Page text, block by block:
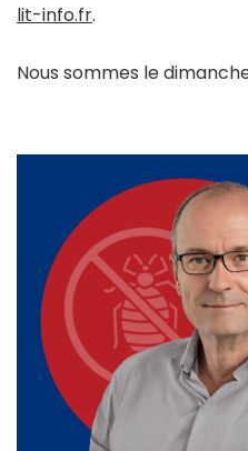
lit-info.fr.
Nous sommes le